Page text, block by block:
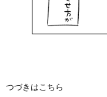
つづきはこちら